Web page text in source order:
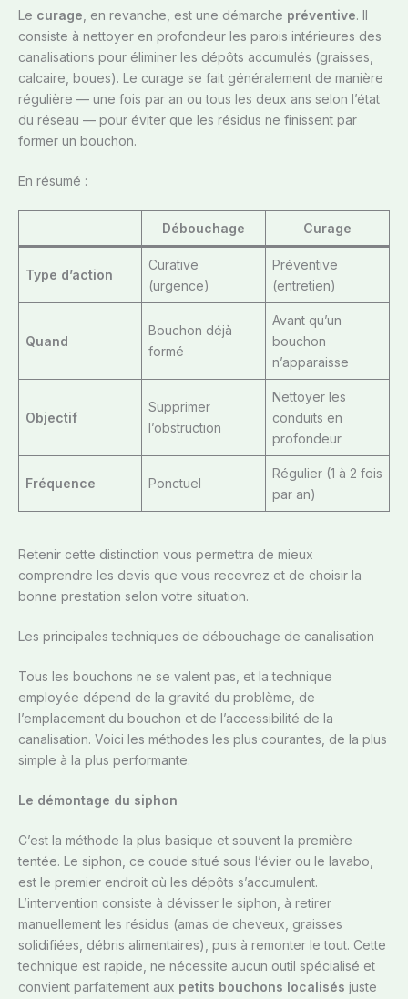
Le curage , en revanche, est une démarche préventive. Il
consiste à nettoyer en profondeur les parois intérieures des
canalisations pour éliminer les dépôts accumulés (graisses,
calcaire, boues). Le curage se fait généralement de manière
régulière — une fois par an ou tous les deux ans selon l’état
du réseau — pour éviter que les résidus ne finissent par
former un bouchon.
En résumé :
Débouchage Curage
Type d’action
Curative
(urgence)
Préventive
(entretien)
Quand
Bouchon déjà
formé
Avant qu’un
bouchon
n’apparaisse
Objectif
Supprimer
l’obstruction
Nettoyer les
conduits en
profondeur
Fréquence Ponctuel
Régulier (1 à 2 fois
par an)
Retenir cette distinction vous permettra de mieux
comprendre les devis que vous recevrez et de choisir la
bonne prestation selon votre situation.
Les principales techniques de débouchage de canalisation
Tous les bouchons ne se valent pas, et la technique
employée dépend de la gravité du problème, de
l’emplacement du bouchon et de l’accessibilité de la
canalisation. Voici les méthodes les plus courantes, de la plus
simple à la plus performante.
Le démontage du siphon
C’est la méthode la plus basique et souvent la première
tentée. Le siphon, ce coude situé sous l’évier ou le lavabo,
est le premier endroit où les dépôts s’accumulent.
L’intervention consiste à dévisser le siphon, à retirer
manuellement les résidus (amas de cheveux, graisses
solidifiées, débris alimentaires), puis à remonter le tout. Cette
technique est rapide, ne nécessite aucun outil spécialisé et
convient parfaitement aux petits bouchons localisés juste